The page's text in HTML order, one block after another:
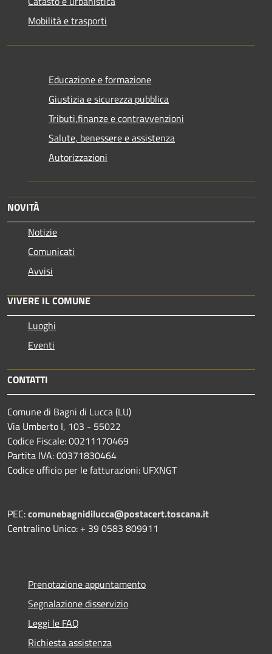
Mobilità e trasporti
Educazione e formazione
Giustizia e sicurezza pubblica
Tributi,finanze e contravvenzioni
Salute, benessere e assistenza
Autorizzazioni
NOVITÀ
Notizie
Comunicati
Avvisi
VIVERE IL COMUNE
Luoghi
Eventi
CONTATTI
Comune di Bagni di Lucca (LU)
Via Umberto I, 103 - 55022
Codice Fiscale: 00211170469
Partita IVA: 00371830464
Codice ufficio per le fatturazioni: UFXNGT
PEC:comunebagnidilucca@postacert.toscana.it
Centralino Unico: + 39 0583 809911
Prenotazione appuntamento
Segnalazione disservizio
Leggi le FAQ
Richiesta assistenza